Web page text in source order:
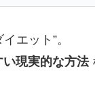
エット”。
現実的な方法